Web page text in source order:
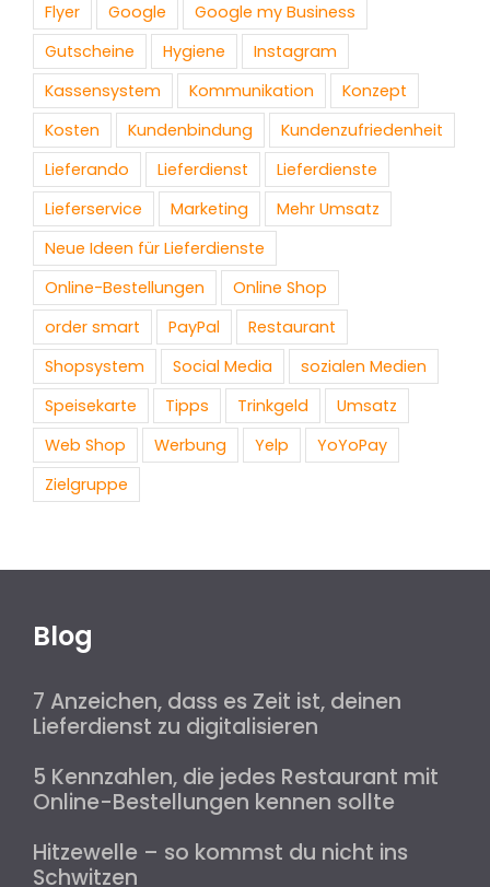
Flyer
Google
Google my Business
Gutscheine
Hygiene
Instagram
Kassensystem
Kommunikation
Konzept
Kosten
Kundenbindung
Kundenzufriedenheit
Lieferando
Lieferdienst
Lieferdienste
Lieferservice
Marketing
Mehr Umsatz
Neue Ideen für Lieferdienste
Online-Bestellungen
Online Shop
order smart
PayPal
Restaurant
Shopsystem
Social Media
sozialen Medien
Speisekarte
Tipps Trinkgeld
Umsatz
Web Shop
Werbung Yelp
YoYoPay
Zielgruppe
Blog
7 Anzeichen, dass es Zeit ist, deinen
Lieferdienst zu digitalisieren
5 Kennzahlen, die jedes Restaurant mit
Online-Bestellungen kennen sollte
Hitzewelle – so kommst du nicht ins
Schwitzen